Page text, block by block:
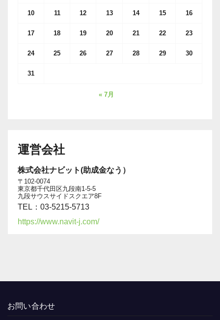
10 11 12 13 14 15 16
17 18 19 20 21 22 23
24 25 26 27 28 29 30
31
« 7月
運営会社
株式会社ナビット(助成金なう）
〒102-0074
東京都千代田区九段南1-5-5
九段サウスサイドスクエア8F
TEL：03-5215-5713
https://www.navit-j.com/
お問い合わせ